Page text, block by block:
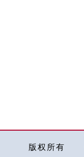
版权所有